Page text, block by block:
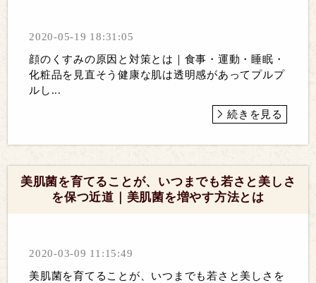
2020-05-19 18:31:05
顔のくすみの原因と対策とは｜食事・運動・睡眠・
化粧品を見直そう健康な肌は透明感があってプルプ
ルし...
続きを見る
美肌菌を育てることが、いつまでも若さと美しさ
を保つ近道｜美肌菌を増やす方法とは
2020-03-09 11:15:49
美肌菌を育てることが、いつまでも若さと美しさを